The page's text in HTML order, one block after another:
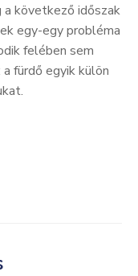
következő időszak
egy-egy probléma
felében sem
fürdő egyik külön